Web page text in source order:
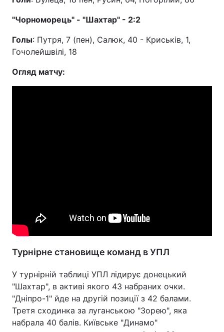
"Чорноморець" - "Шахтар" - 2:2
Голы: Путря, 7 (пен), Салюк, 40 - Криськів, 1,
Гочолейшвілі, 18
Огляд матчу:
Турнірне становище команд в УПЛ
У турнірній таблиці УПЛ лідирує донецький
"Шахтар", в активі якого 43 набраних очки.
"Дніпро-1" йде на другій позиції з 42 балами.
Третя сходинка за луганською "Зорею", яка
набрала 40 балів. Київське "Динамо"